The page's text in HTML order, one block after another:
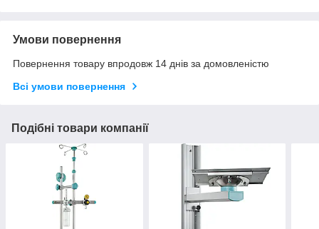
Умови повернення
Повернення товару впродовж 14 днів за домовленістю
Всі умови повернення
Подібні товари компанії